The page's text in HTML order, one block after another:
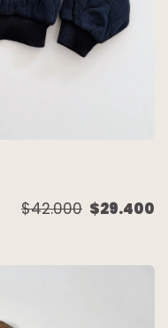
$42.000 $29.400